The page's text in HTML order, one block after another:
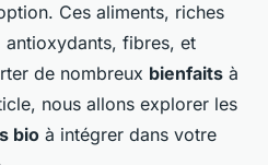
Ces aliments, riches
antioxydants, fibres, et
de nombreux bienfaits à
nous allons explorer les
bio à intégrer dans votre